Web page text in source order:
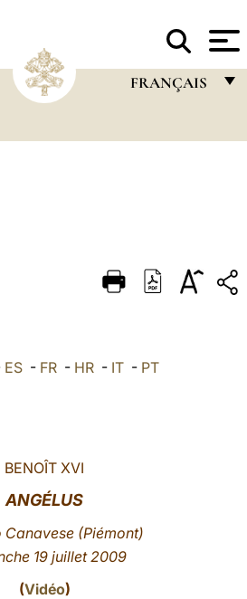
FRANÇAIS
DEUTSCH
العربيّة ES- FR- HR- IT- PT
BENOÎT XVI
ANGÉLUS
Canavese (Piémont)
19 juillet 2009
(Vidéo)